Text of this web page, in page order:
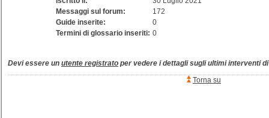
Messaggi sul forum:
172
Guide inserite:
0
Termini di glossario inseriti: 0
Devi essere un utente registrato per vedere i dettagli sugli ultimi interventi
Torna su